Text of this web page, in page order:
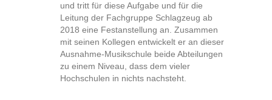
und tritt für diese Aufgabe und für die
Leitung der Fachgruppe Schlagzeug ab
2018 eine Festanstellung an. Zusammen
mit seinen Kollegen entwickelt er an dieser
Ausnahme-Musikschule beide Abteilungen
zu einem Niveau, dass dem vieler
Hochschulen in nichts nachsteht.